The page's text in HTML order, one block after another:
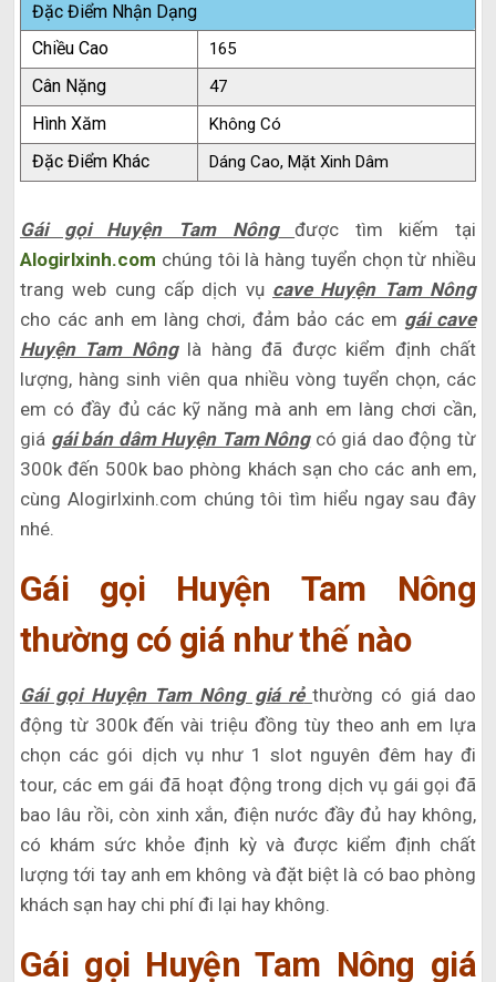
Đặc Điểm Nhận Dạng
Chiều Cao
165
Cân Nặng 47
Hình Xăm Không Có
Đặc Điểm Khác Dáng Cao, Mặt Xinh Dâm
Gái gọi Huyện Tam Nông
được tìm kiếm tại
Alogirlxinh.com chúng tôi là hàng tuyển chọn từ nhiều
trang web cung cấp dịch vụ cave Huyện Tam Nông
cho các anh em làng chơi, đảm bảo các em gái cave
Huyện Tam Nônglà hàng đã được kiểm định chất
lượng, hàng sinh viên qua nhiều vòng tuyển chọn, các
em có đầy đủ các kỹ năng mà anh em làng chơi cần,
giá gái bán dâm Huyện Tam Nôngcó giá dao động từ
300k đến 500k bao phòng khách sạn cho các anh em,
cùng Alogirlxinh.com chúng tôi tìm hiểu ngay sau đây
nhé.
Gái gọi Huyện Tam Nông
thường có giá như thế nào
Gái gọi Huyện Tam Nông giá rẻ thường có giá dao
động từ 300k đến vài triệu đồng tùy theo anh em lựa
chọn các gói dịch vụ như 1 slot nguyên đêm hay đi
tour, các em gái đã hoạt động trong dịch vụ gái gọi đã
bao lâu rồi, còn xinh xắn, điện nước đầy đủ hay không,
có khám sức khỏe định kỳ và được kiểm định chất
lượng tới tay anh em không và đặt biệt là có bao phòng
khách sạn hay chi phí đi lại hay không.
Gái gọi Huyện Tam Nông giá